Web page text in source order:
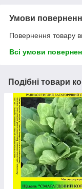
Умови
Повернення товару
Всі умови
Подібні товари